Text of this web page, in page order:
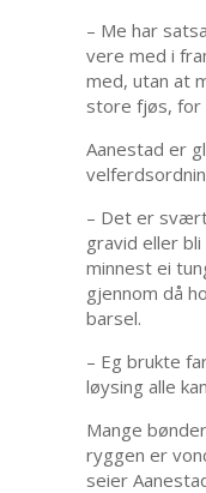
– Me har
vere med i
med, utan at
store fjøs, for
Aanestad er
– Det er
gravid eller
minnest ei
gjennom då
barsel.
– Eg brukte
løysing alle
Mange
ryggen er
seier